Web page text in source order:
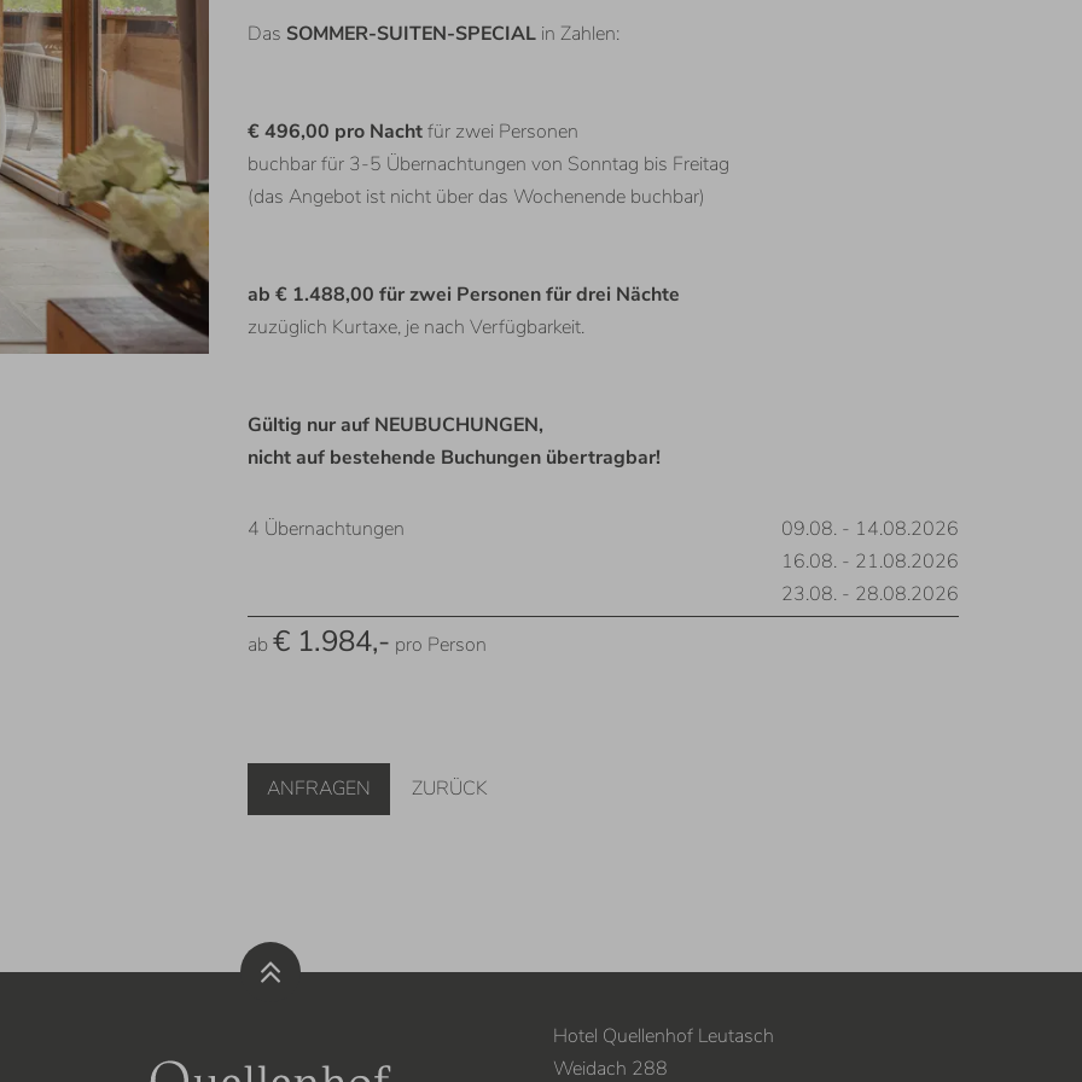
Das SOMMER-SUITEN-SPECIAL in Zahlen:
€ 496,00 pro Nachtfür zwei Personen
buchbar für 3-5 Übernachtungen von Sonntag bis Freitag
(das Angebot ist nicht über das Wochenende buchbar)
ab € 1.488,00 für zwei Personen für drei Nächte
zuzüglich Kurtaxe, je nach Verfügbarkeit.
Gültig nur auf NEUBUCHUNGEN,
nicht auf bestehende Buchungen übertragbar!
4 Übernachtungen 09.08.- 14.08.2026
16.08.- 21.08.2026
23.08.- 28.08.2026
ab € 1.984,- pro Person
ANFRAGEN ZURÜCK
Hotel Quellenhof Leutasch
Weidach 288